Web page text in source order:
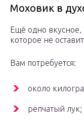
Моховик в
Ещё одно вкусное,
которое не
Вам потребуется:
около
репчатый лук;